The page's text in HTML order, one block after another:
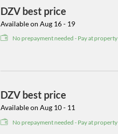
DZV best price
Available on Aug 16 - 19
No prepayment needed - Pay at property
DZV best price
Available on Aug 10 - 11
No prepayment needed - Pay at property